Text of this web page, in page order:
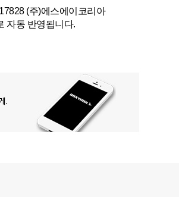
(주)에스에이코리아
자동 반영됩니다.